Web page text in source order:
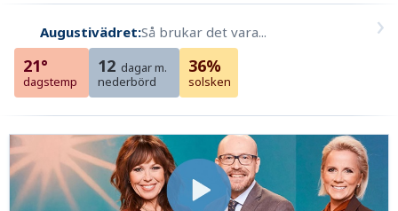
Augustivädret:Så brukar det vara...
21°
dagstemp
12 dagar m.
nederbörd
36%
solsken